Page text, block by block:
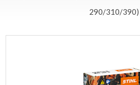
290/310/390)